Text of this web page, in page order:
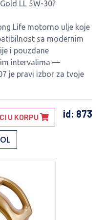
LL 5W-30?
Life motorno ulje koje
sa modernim
i pouzdane
intervalima —
je pravi izbor za tvoje
id: 873
U KORPU